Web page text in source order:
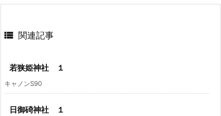
 関連記事
若狭姫神社 １
キャノンS90
日御碕神社 １